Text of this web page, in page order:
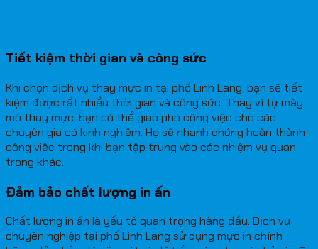
Tiết kiệm thời gian và công sức
Khi chọn dịch vụ thay mực in tại phố Linh Lang, bạn sẽ tiết
kiệm được rất nhiều thời gian và công sức. Thay vì tự mày
mò thay mực, bạn có thể giao phó công việc cho các
chuyên gia có kinh nghiệm. Họ sẽ nhanh chóng hoàn thành
công việc trong khi bạn tập trung vào các nhiệm vụ quan
trọng khác.
Đảm bảo chất lượng in ấn
Chất lượng in ấn là yếu tố quan trọng hàng đầu. Dịch vụ
chuyên nghiệp tại phố Linh Lang sử dụng mực in chính